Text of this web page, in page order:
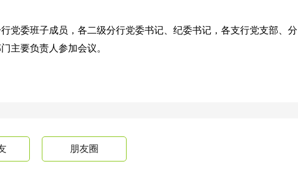
党委班子成员，各二级分行党委书记、纪委书记，各支行党支部、分
主要负责人参加会议。
朋友圈